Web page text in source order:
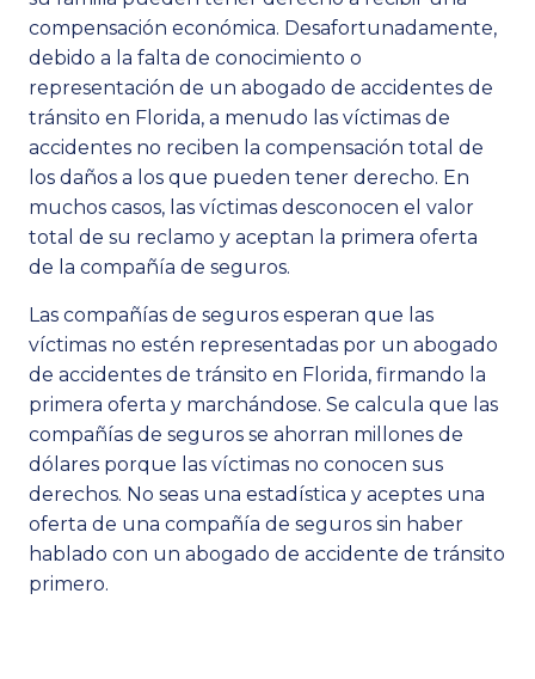
compensación económica. Desafortunadamente,
debido a la falta de conocimiento o
representación de un abogado de accidentes de
tránsito en Florida, a menudo las víctimas de
accidentes no reciben la compensación total de
los daños a los que pueden tener derecho. En
muchos casos, las víctimas desconocen el valor
total de su reclamo y aceptan la primera oferta
de la compañía de seguros.
Las compañías de seguros esperan que las
víctimas no estén representadas por un abogado
de accidentes de tránsito en Florida, firmando la
primera oferta y marchándose. Se calcula que las
compañías de seguros se ahorran millones de
dólares porque las víctimas no conocen sus
derechos. No seas una estadística y aceptes una
oferta de una compañía de seguros sin haber
hablado con un abogado de accidente de tránsito
primero.